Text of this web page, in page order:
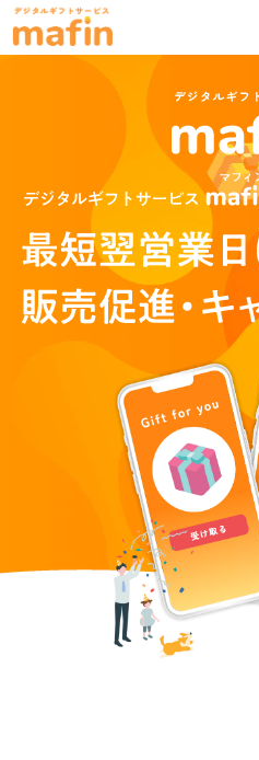
デジタルギフトサービスmafinとは
よくあるご質問
導入事例
お知らせ